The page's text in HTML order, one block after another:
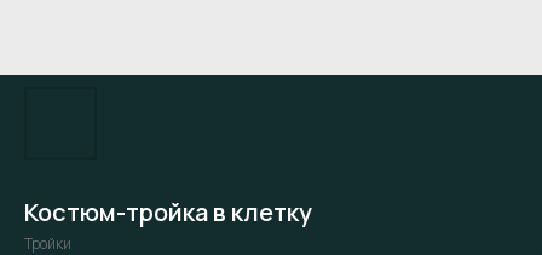
Костюм-тройка в клетку
Тройки